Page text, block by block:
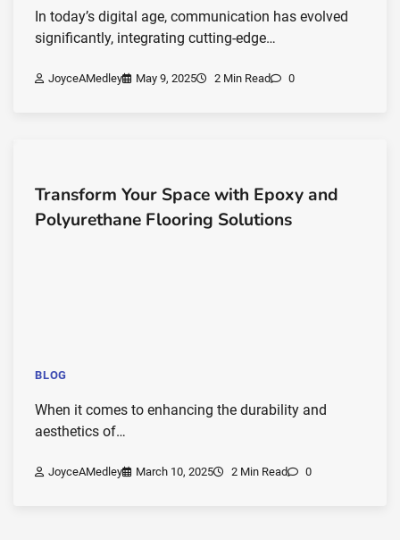
In today’s digital age, communication has evolved
significantly, integrating cutting-edge…
JoyceAMedley May 9, 2025 2 Min Read 0
Transform Your Space with Epoxy and
Polyurethane Flooring Solutions
BLOG
When it comes to enhancing the durability and
aesthetics of…
JoyceAMedley March 10, 2025 2 Min Read 0